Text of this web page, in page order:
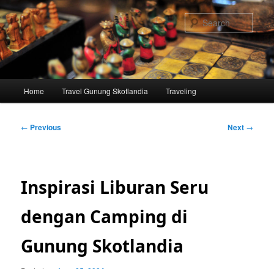
Skip
to
primary
content
Home Travel Gunung Skotlandia Traveling
Post
← Previous Next →
Inspirasi Liburan Seru
dengan Camping di
Gunung Skotlandia